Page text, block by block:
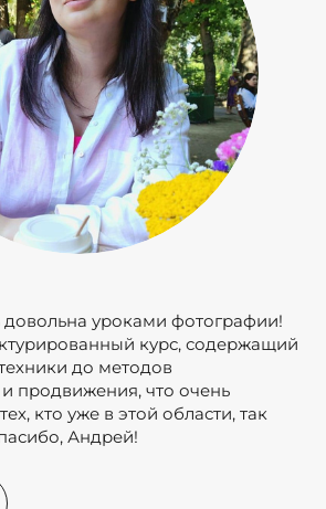
довольна уроками фотографии!
курс, содержащий
до методов
продвижения, что очень
кто уже в этой области, так
Андрей!